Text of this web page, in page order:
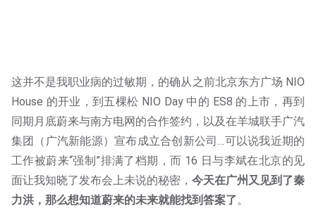
这并不是我职业病的过敏期，的确从之前北京东方广场 NIO
House 的开业，到五棵松 NIO Day 中的 ES8 的上市，再到
同期月底蔚来与南方电网的合作签约，以及在羊城联手广汽
集团（广汽新能源）宣布成立合创新公司…可以说我近期的
工作被蔚来“强制”排满了档期，而 16 日与李斌在北京的见
面让我知晓了发布会上未说的秘密， 今天在广州又见到了秦
力洪，那么想知道蔚来的未来就能找到答案了。